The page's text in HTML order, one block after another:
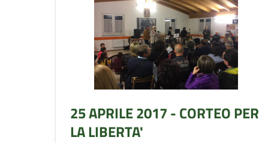
25 APRILE 2017 - CORTEO PER
LA LIBERTA'